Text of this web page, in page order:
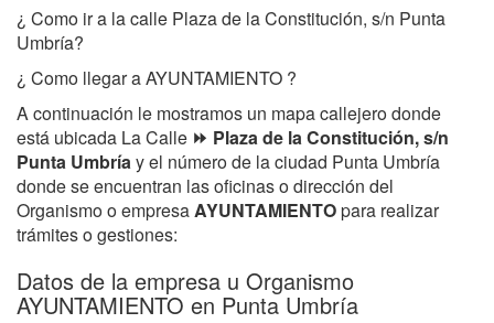
¿ Como ir a la calle Plaza de la Constitución, s/n Punta
Umbría?
¿ Como llegar a AYUNTAMIENTO ?
A continuación le mostramos un mapa callejero donde
está ubicada La Calle ⏩ Plaza de la Constitución, s/n
Punta Umbríay el número de la ciudad Punta Umbría
donde se encuentran las oficinas o dirección del
Organismo o empresaAYUNTAMIENTOpara realizar
trámites o gestiones:
Datos de la empresa u Organismo
AYUNTAMIENTO en Punta Umbría